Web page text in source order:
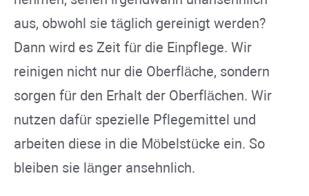
aus, obwohl sie täglich gereinigt werden?
Dann wird es Zeit für die Einpflege. Wir
reinigen nicht nur die Oberfläche, sondern
sorgen für den Erhalt der Oberflächen. Wir
nutzen dafür spezielle Pflegemittel und
arbeiten diese in die Möbelstücke ein. So
bleiben sie länger ansehnlich.